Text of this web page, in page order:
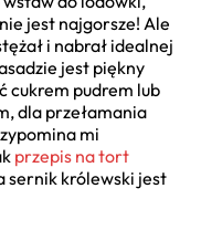
jest najgorsze! Ale
i nabrał idealnej
jest piękny
cukrem pudrem lub
dla przełamania
mi
przepis na tort
sernik królewski jest